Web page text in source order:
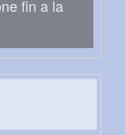
fin a la